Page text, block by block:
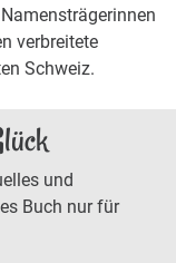
verbreitete
Schweiz.
und
Buch nur für